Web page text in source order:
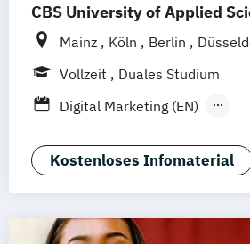
CBS University of Applied
Mainz Köln Berlin
Solingen
Hamburg Rheine
Vollzeit
Duales Studium
Digital Marketing (EN)
Brand Management (dual)
General Management-
General Management-
Kostenloses Infomaterial